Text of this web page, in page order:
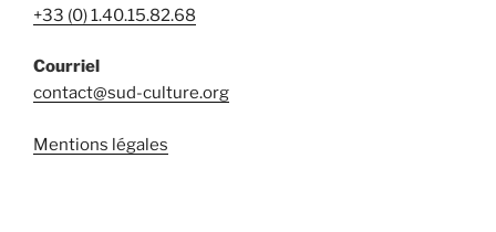
+33 (0) 1.40.15.82.68
Courriel
contact@sud-culture.org
Mentions légales